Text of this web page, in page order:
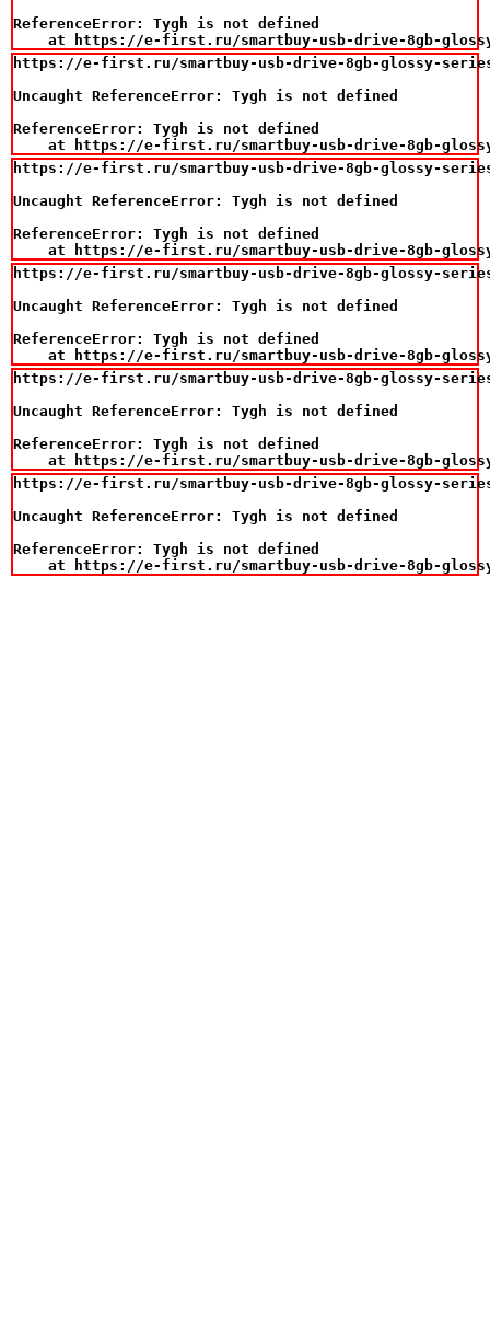
ReferenceError: Tygh is not defined
at https://e-first.ru/smartbuy-usb-drive-8gb-
https://e-first.ru/smartbuy-usb-drive-8gb-glossy-series-
Uncaught ReferenceError: Tygh is not defined
ReferenceError: Tygh is not defined
at https://e-first.ru/smartbuy-usb-drive-8gb-
https://e-first.ru/smartbuy-usb-drive-8gb-glossy-series-
Uncaught ReferenceError: Tygh is not defined
ReferenceError: Tygh is not defined
at https://e-first.ru/smartbuy-usb-drive-8gb-
https://e-first.ru/smartbuy-usb-drive-8gb-glossy-series-
Uncaught ReferenceError: Tygh is not defined
ReferenceError: Tygh is not defined
at https://e-first.ru/smartbuy-usb-drive-8gb-
https://e-first.ru/smartbuy-usb-drive-8gb-glossy-series-
Uncaught ReferenceError: Tygh is not defined
ReferenceError: Tygh is not defined
at https://e-first.ru/smartbuy-usb-drive-8gb-
https://e-first.ru/smartbuy-usb-drive-8gb-glossy-series-
Uncaught ReferenceError: Tygh is not defined
ReferenceError: Tygh is not defined
at https://e-first.ru/smartbuy-usb-drive-8gb-